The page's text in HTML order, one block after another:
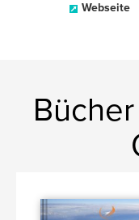
Webseite